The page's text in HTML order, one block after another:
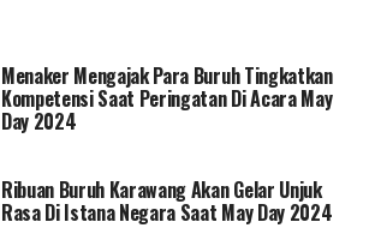
Menaker Mengajak Para Buruh Tingkatkan
Kompetensi Saat Peringatan Di Acara May
Day 2024
Ribuan Buruh Karawang Akan Gelar Unjuk
Rasa Di Istana Negara Saat May Day 2024